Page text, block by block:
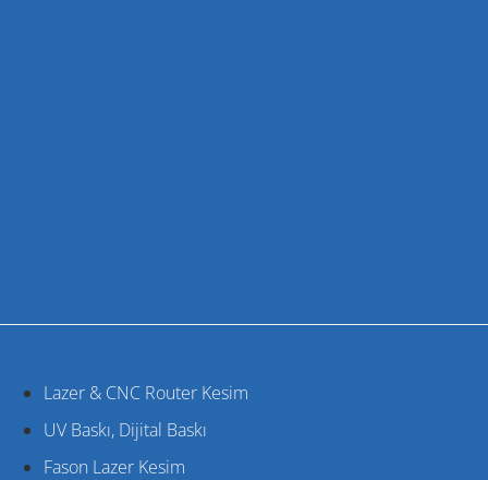
Lazer & CNC Router Kesim
UV Baskı, Dijital Baskı
Fason Lazer Kesim